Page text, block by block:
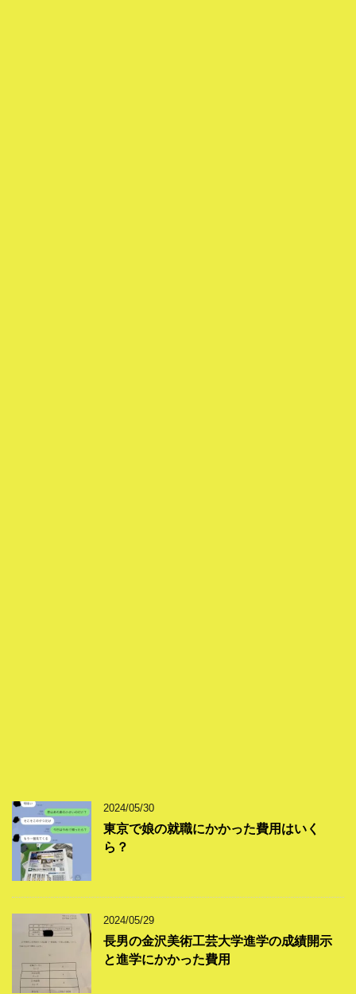
2024/05/30
東京で娘の就職にかかった費用はいく
ら？
2024/05/29
長男の金沢美術工芸大学進学の成績開示
と進学にかかった費用